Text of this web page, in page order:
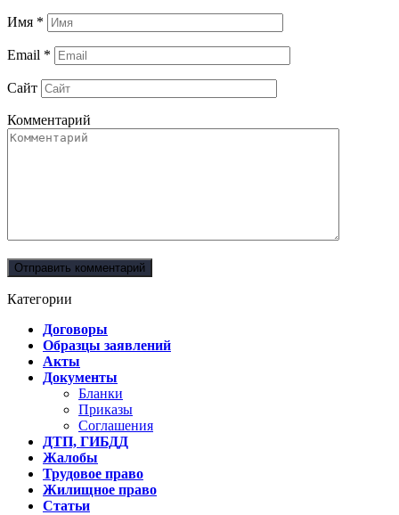
Имя *
Email *
Сайт
Комментарий
Категории
Договоры
Образцы заявлений
Акты
Документы
Бланки
Приказы
Соглашения
ДТП, ГИБДД
Жалобы
Трудовое право
Жилищное право
Статьи